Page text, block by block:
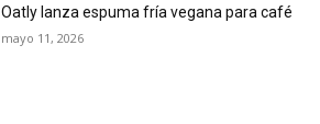
Oatly lanza espuma fría vegana para café
mayo 11, 2026